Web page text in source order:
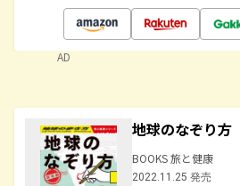
AD
地球のなぞり
BOOKS 旅と健康
2022.11.25 発売